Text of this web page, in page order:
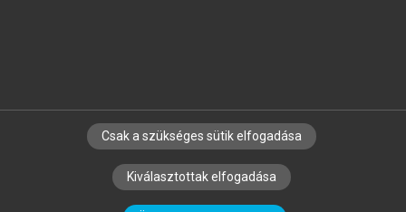
SZERZŐKNEK CÉGEKNEK KÖNYVTÁROSOKNAK
SZERKESZTÉSI ÉS LEKTORÁLÁSI ALAPELVEK
Csak a szükséges sütik elfogadása
Kiválasztottak elfogadása